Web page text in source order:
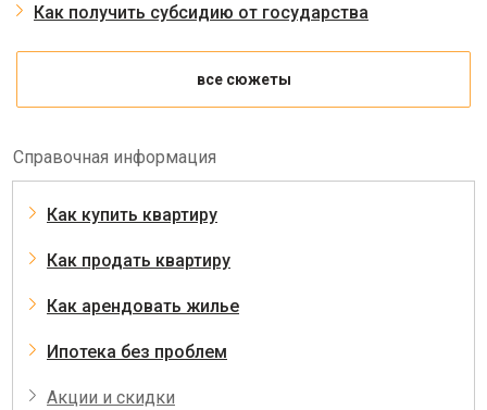
Как получить субсидию от государства
все сюжеты
Справочная информация
Как купить квартиру
Как продать квартиру
Как арендовать жилье
Ипотека без проблем
Акции и скидки